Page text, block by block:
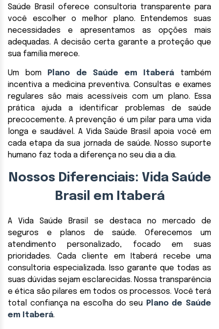
Saúde Brasil oferece consultoria transparente para
você escolher o melhor plano. Entendemos suas
necessidades e apresentamos as opções mais
adequadas. A decisão certa garante a proteção que
sua família merece.
Um bom Plano de Saúde em Itaberá também
incentiva a medicina preventiva. Consultas e exames
regulares são mais acessíveis com um plano. Essa
prática ajuda a identificar problemas de saúde
precocemente. A prevenção é um pilar para uma vida
longa e saudável. A Vida Saúde Brasil apoia você em
cada etapa da sua jornada de saúde. Nosso suporte
humano faz toda a diferença no seu dia a dia.
Nossos Diferenciais: Vida Saúde
Brasil em Itaberá
A Vida Saúde Brasil se destaca no mercado de
seguros e planos de saúde. Oferecemos um
atendimento personalizado, focado em suas
prioridades. Cada cliente em Itaberá recebe uma
consultoria especializada. Isso garante que todas as
suas dúvidas sejam esclarecidas. Nossa transparência
e ética são pilares em todos os processos. Você terá
total confiança na escolha do seu Plano de Saúde
em Itaberá.